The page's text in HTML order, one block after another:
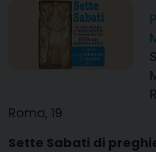
Roma, 19
Sette Sabati di